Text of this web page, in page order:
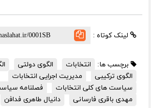
لینک کوتاه :
برچسب ها: انتخابات الگوی دولتی
الگوی ترکیبی
مدیریت اجرایی انتخابات
سیاست های کلی انتخابات
فصلنامه
مهدی باقری فارسانی
دانیال طاهری فدافن